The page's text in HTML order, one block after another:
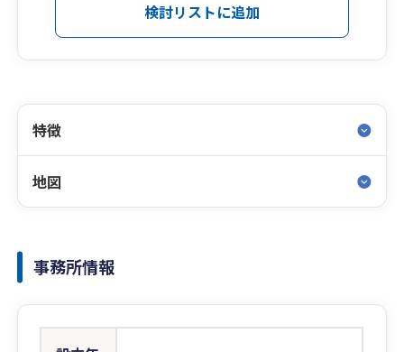
検討リストに追加
特徴
地図
事務所情報